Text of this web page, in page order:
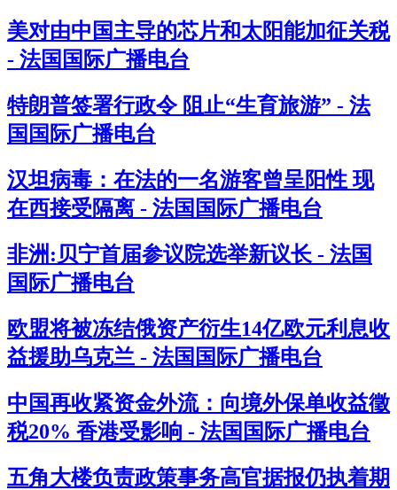
美对由中国主导的芯片和太阳能加征关税
- 法国国际广播电台
特朗普签署行政令 阻止“生育旅游” - 法
国国际广播电台
汉坦病毒：在法的一名游客曾呈阳性 现
在西接受隔离 - 法国国际广播电台
非洲:贝宁首届参议院选举新议长 - 法国
国际广播电台
欧盟将被冻结俄资产衍生14亿欧元利息收
益援助乌克兰 - 法国国际广播电台
中国再收紧资金外流：向境外保单收益徵
税20% 香港受影响 - 法国国际广播电台
五角大楼负责政策事务高官据报仍执着期